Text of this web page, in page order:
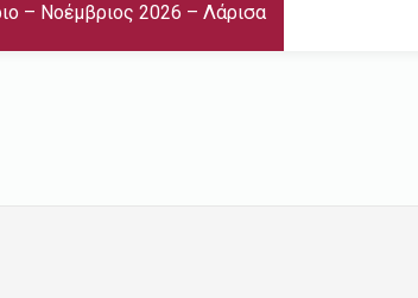
– Νοέμβριος 2026 – Λάρισα